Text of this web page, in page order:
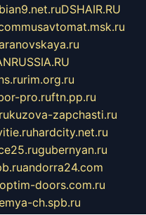
DSHAIR.RU
musavtomat.msk.ru
rim.org.ru
pro.ruftn.pp.ru
kuzova-zapchasti.ru
hardcity.net.ru
gubernyan.ru
andorra24.com
optim-doors.com.ru
ch.spb.ru